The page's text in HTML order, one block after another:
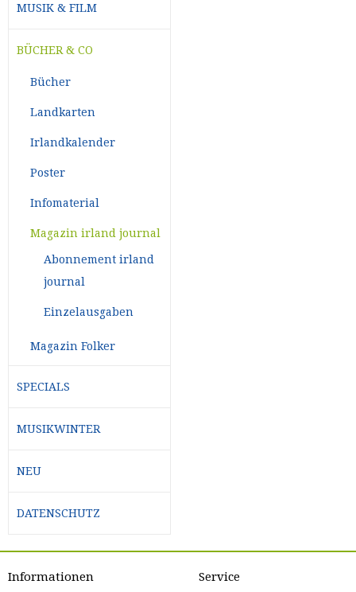
MUSIK & FILM
BÜCHER & CO
Bücher
Landkarten
Irlandkalender
Poster
Infomaterial
Magazin irland journal
Abonnement irland
journal
Einzelausgaben
Magazin Folker
SPECIALS
MUSIKWINTER
NEU
DATENSCHUTZ
Informationen Service